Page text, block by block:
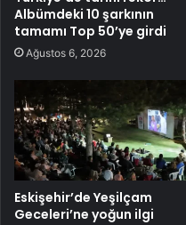
Albümdeki 10 şarkının
tamamı Top 50’ye girdi
Ağustos 6, 2026
Eskişehir’de Yeşilçam
Geceleri’ne yoğun ilgi